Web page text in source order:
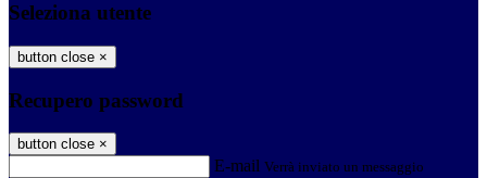
Seleziona utente
button close ×
Recupero password
button close ×
E-mail Verrà inviato un messaggio